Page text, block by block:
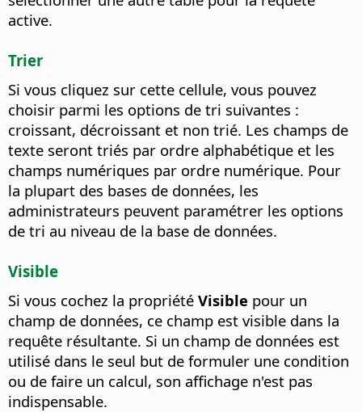
active.
Trier
Si vous cliquez sur cette cellule, vous pouvez
choisir parmi les options de tri suivantes :
croissant, décroissant et non trié. Les champs de
texte seront triés par ordre alphabétique et les
champs numériques par ordre numérique. Pour
la plupart des bases de données, les
administrateurs peuvent paramétrer les options
de tri au niveau de la base de données.
Visible
Si vous cochez la propriété Visible pour un
champ de données, ce champ est visible dans la
requête résultante. Si un champ de données est
utilisé dans le seul but de formuler une condition
ou de faire un calcul, son affichage n'est pas
indispensable.